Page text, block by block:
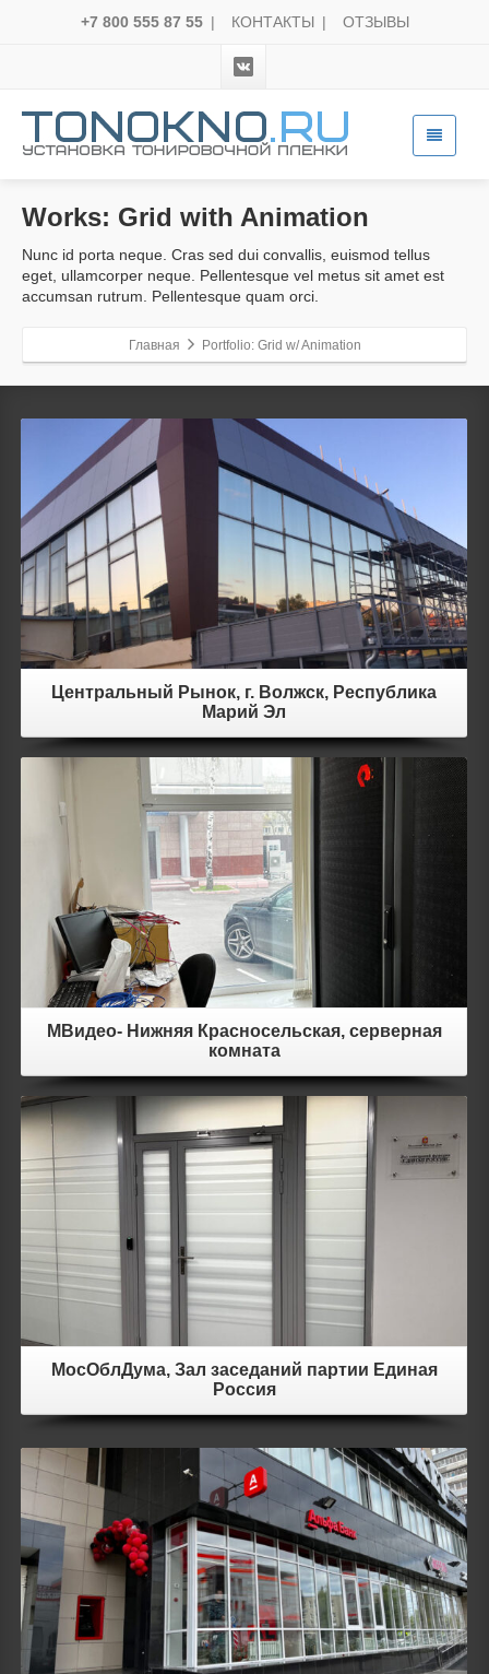
+7 800 555 87 55 | КОНТАКТЫ | ОТЗЫВЫ
Works: Grid with Animation
Nunc id porta neque. Cras sed dui convallis, euismod tellus
eget, ullamcorper neque. Pellentesque vel metus sit amet est
accumsan rutrum. Pellentesque quam orci.
Главная Portfolio: Grid w/ Animation
Центральный Рынок, г. Волжск, Республика
Марий Эл
Details
МВидео- Нижняя Красносельская, серверная
комната
Details
МосОблДума, Зал заседаний партии Единая
Россия
Details